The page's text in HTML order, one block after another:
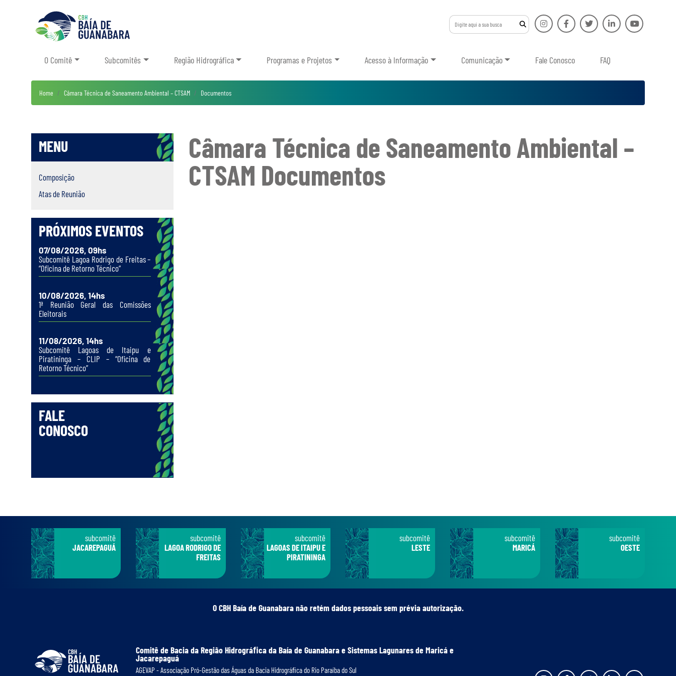
O Comitê Subcomitês Região Hidrográfica Programas e Projetos Acesso à Informação Comunicação Fale Conosco FAQ
Home Câmara Técnica de Saneamento Ambiental – CTSAM Documentos
MENU
Composição
Atas de Reunião
PRÓXIMOS EVENTOS
07/08/2026, 09hs
Subcomitê Lagoa Rodrigo de Freitas –
“Oficina de Retorno Técnico”
10/08/2026, 14hs
1ª Reunião Geral das Comissões
Eleitorais
11/08/2026, 14hs
Subcomitê Lagoas de Itaipu e
Piratininga – CLIP – “Oficina de
Retorno Técnico”
FALE
CONOSCO
Câmara Técnica de Saneamento Ambiental –
CTSAM Documentos
subcomitê
JACAREPAGUÁ
subcomitê
LAGOA RODRIGO DE
FREITAS
subcomitê
LAGOAS DE ITAIPU E
PIRATININGA
subcomitê
LESTE
subcomitê
MARICÁ
subcomitê
OESTE
O CBH Baía de Guanabara não retém dados pessoais sem prévia autorização.
Comitê de Bacia da Região Hidrográﬁca da Baía de Guanabara e Sistemas Lagunares de Maricá e
Jacarepaguá
AGEVAP - Associação Pró-Gestão das Águas da Bacia Hidrográﬁca do Rio Paraíba do Sul